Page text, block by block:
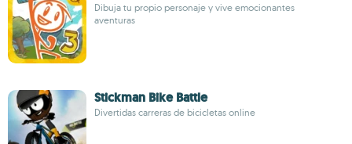
Dibuja tu propio personaje y vive emocionantes
aventuras
Stickman Bike Battle
Divertidas carreras de bicicletas online